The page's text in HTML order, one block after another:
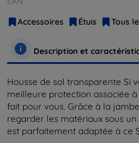
Accessoires
Étuis Tous
Description et
Housse de sol transparente Si
meilleure protection associée
fait pour vous. Grâce à la
regarder les matériaux sous
est parfaitement adaptée à ce